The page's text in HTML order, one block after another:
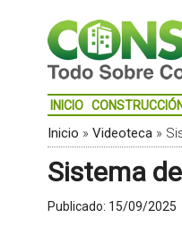
INICIO
Inicio » Videoteca»
Sistema
Publicado: 15/09/2025